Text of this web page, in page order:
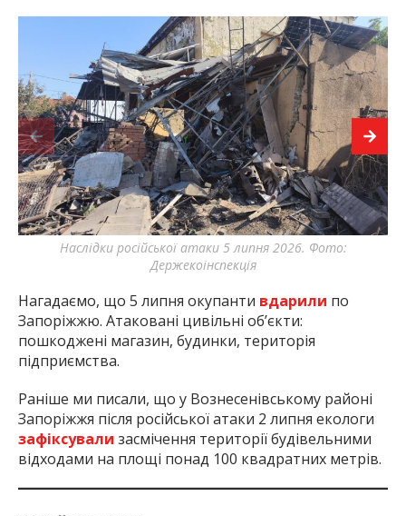
Наслідки російської атаки 5 липня 2026. Фото:
Держекоінспекція
Нагадаємо, що 5 липня окупанти вдарили по
Запоріжжю. Атаковані цивільні об’єкти:
пошкоджені магазин, будинки, територія
підприємства.
Раніше ми писали, що у Вознесенівському районі
Запоріжжя після російської атаки 2 липня екологи
зафіксували засмічення території будівельними
відходами на площі понад 100 квадратних метрів.